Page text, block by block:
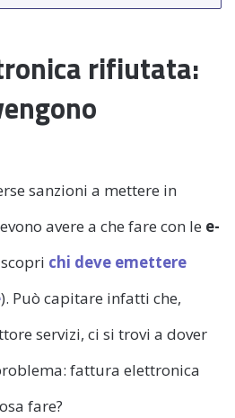
rifiutata:
sanzioni a mettere in
avere a che fare con le e-
chi deve emettere
). Può capitare infatti che,
servizi, ci si trovi a dover
fattura elettronica
fare?